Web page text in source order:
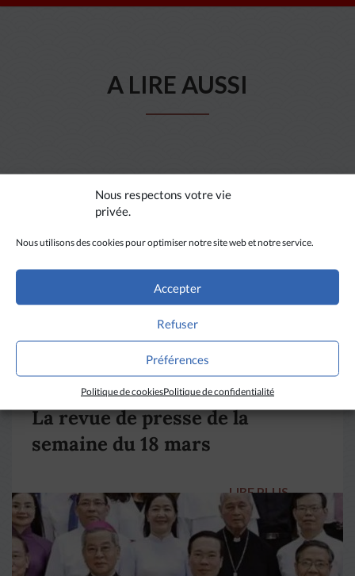
Nous respectons votre vie
privée.
Nous utilisons des cookies pour optimiser notre site web et notre service.
Accepter
Refuser
Préférences
Politique de cookiesPolitique de confidentialité
A LIRE AUSSI
DIVERS HORIZONS
La revue de presse de la
semaine du 18 mars
LIRE PLUS →